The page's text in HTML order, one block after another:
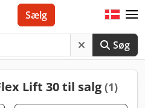
Søg
Sælg
Lift 30 til salg (1)